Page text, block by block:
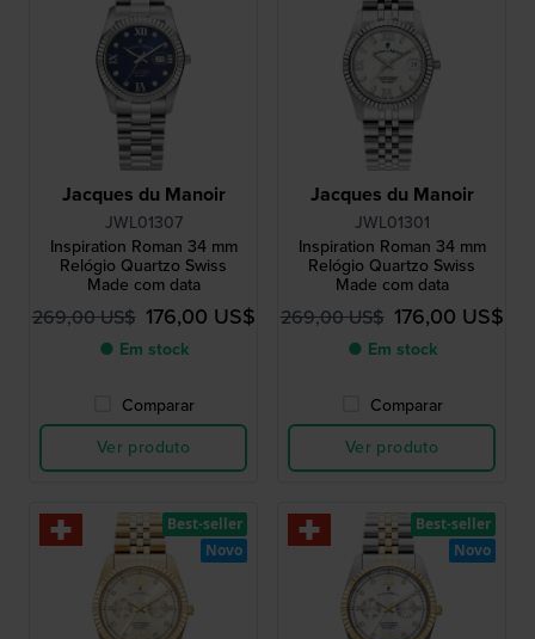
Jacques du Manoir
JWL01307
Inspiration Roman 34 mm
Relógio Quartzo Swiss
Made com data
269,00 US$ 176,00 US$
● Em stock
Comparar
Ver produto
Jacques du Manoir
JWL01301
Inspiration Roman 34 mm
Relógio Quartzo Swiss
Made com data
269,00 US$ 176,00 US$
● Em stock
Comparar
Ver produto
Best-seller
Novo
Best-seller
Novo